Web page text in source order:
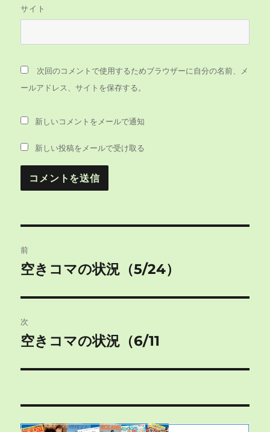
サイト
次回のコメントで使用するためブラウザーに自分の名前、メ
ールアドレス、サイトを保存する。
新しいコメントをメールで通知
新しい投稿をメールで受け取る
稿
ビ
ゲ
ー
前
前
投
稿:
空きコマの状況（5/24）
次
次
投
空きコマの状況（6/11